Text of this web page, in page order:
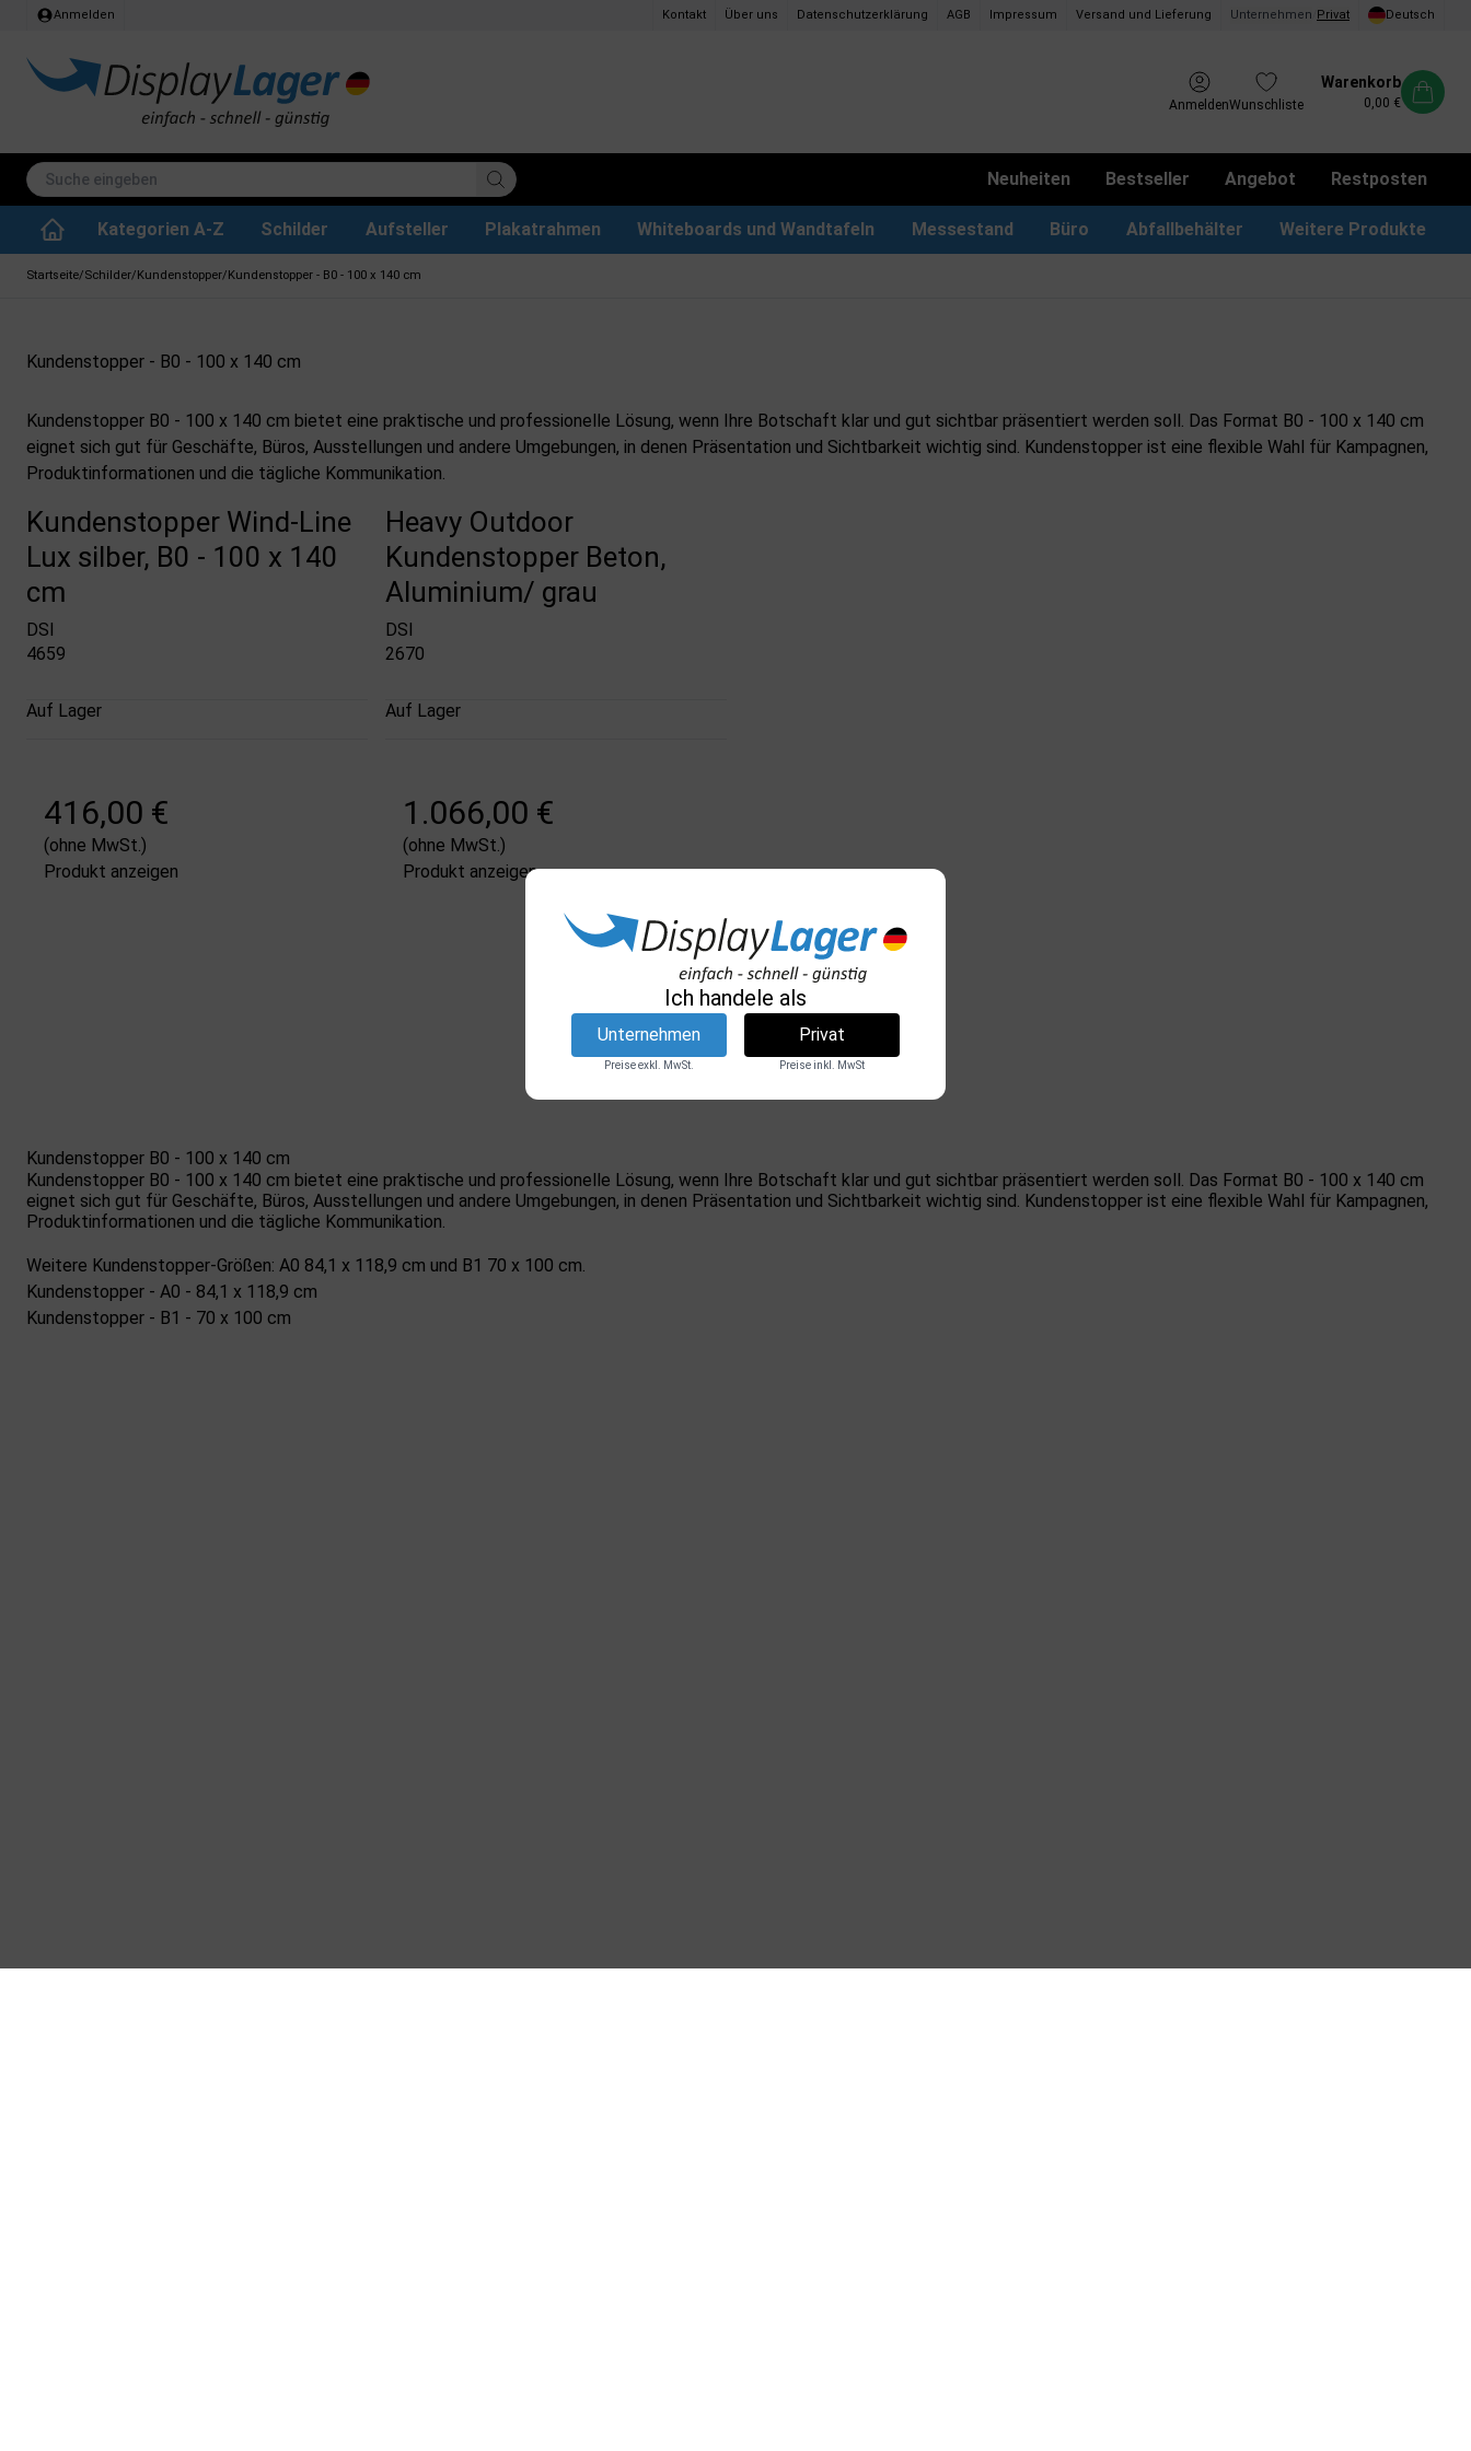
Anmelden Kontakt Über uns Datenschutzerklärung AGB Impressum Versand und Lieferung Unternehmen Privat Deutsch
AnmeldenWunschliste
Warenkorb
0,00 €
Neuheiten Bestseller Angebot Restposten
Kategorien A-Z Schilder Aufsteller Plakatrahmen Whiteboards und Wandtafeln Messestand Büro Abfallbehälter Weitere Produkte
Startseite/Schilder/Kundenstopper/Kundenstopper - B0 - 100 x 140 cm
Kundenstopper - B0 - 100 x 140 cm
Kundenstopper B0 - 100 x 140 cm bietet eine praktische und professionelle Lösung, wenn Ihre Botschaft klar und gut sichtbar präsentiert werden soll. Das Format B0 - 100 x 140 cm
eignet sich gut für Geschäfte, Büros, Ausstellungen und andere Umgebungen, in denen Präsentation und Sichtbarkeit wichtig sind. Kundenstopper ist eine flexible Wahl für Kampagnen,
Produktinformationen und die tägliche Kommunikation.
Kundenstopper Wind-Line
Lux silber, B0 - 100 x 140
cm
DSI
4659
Auf Lager
416,00 €
(ohne MwSt.)
Produkt anzeigen
Heavy Outdoor
Kundenstopper Beton,
Aluminium/ grau
DSI
2670
Auf Lager
1.066,00 €
(ohne MwSt.)
Produkt anzeigen
Kundenstopper B0 - 100 x 140 cm
Kundenstopper B0 - 100 x 140 cm bietet eine praktische und professionelle Lösung, wenn Ihre Botschaft klar und gut sichtbar präsentiert werden soll. Das Format B0 - 100 x 140 cm
eignet sich gut für Geschäfte, Büros, Ausstellungen und andere Umgebungen, in denen Präsentation und Sichtbarkeit wichtig sind. Kundenstopper ist eine flexible Wahl für Kampagnen,
Produktinformationen und die tägliche Kommunikation.
Weitere Kundenstopper-Größen: A0 84,1 x 118,9 cm und B1 70 x 100 cm.
Kundenstopper - A0 - 84,1 x 118,9 cm
Kundenstopper - B1 - 70 x 100 cm
Ich handele als
Unternehmen
Preise exkl. MwSt.
Privat
Preise inkl. MwSt